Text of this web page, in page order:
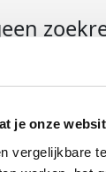
je onze
vergelijkbare